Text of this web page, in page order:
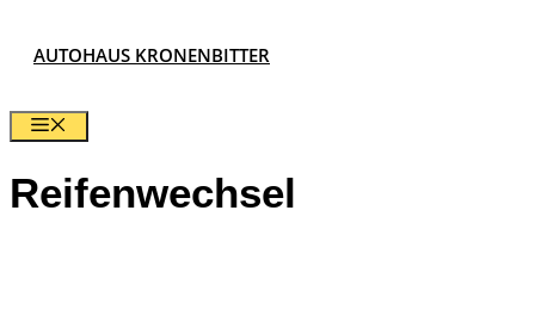
Inhalt
AUTOHAUS KRONENBITTER
Reifenwechsel